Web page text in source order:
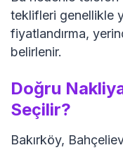
teklifleri genellikle
fiyatlandırma,
belirlenir.
Doğru
Seçilir?
Bakırköy,